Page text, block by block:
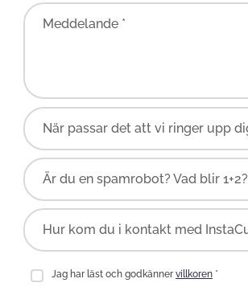
Meddelande *
Är du en spamrobot? Vad blir 1+2?
Jag har läst och godkännervillkoren*